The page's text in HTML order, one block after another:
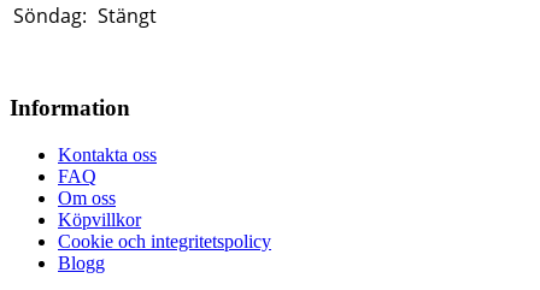
Söndag: Stängt
Information
Kontakta oss
FAQ
Om oss
Köpvillkor
Cookie och integritetspolicy
Blogg